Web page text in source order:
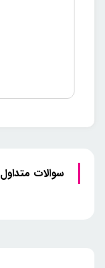
سوالات متداول